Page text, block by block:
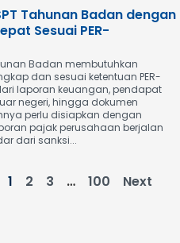
Tahunan Badan dengan
Sesuai PER-
Badan membutuhkan
dan sesuai ketentuan PER-
laporan keuangan, pendapat
negeri, hingga dokumen
perlu disiapkan dengan
pajak perusahaan berjalan
dari sanksi...
1 2 3 … 100 Next